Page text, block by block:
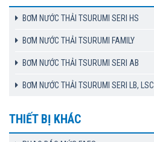
BƠM NƯỚC THẢI TSURUMI SERI HS
BƠM NƯỚC THẢI TSURUMI FAMILY
BƠM NƯỚC THẢI TSURUMI SERI AB
BƠM NƯỚC THẢI TSURUMI SERI LB, LSC
THIẾT BỊ KHÁC